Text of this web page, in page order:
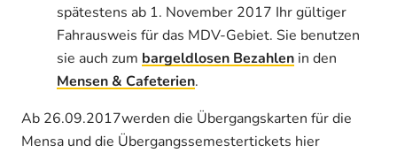
spätestens ab 1. November 2017 Ihr gültiger
Fahrausweis für das MDV-Gebiet. Sie benutzen
sie auch zum bargeldlosen Bezahlen in den
Mensen & Cafeterien.
Ab 26.09.2017werden die Übergangskarten für die
Mensa und die Übergangssemestertickets hier